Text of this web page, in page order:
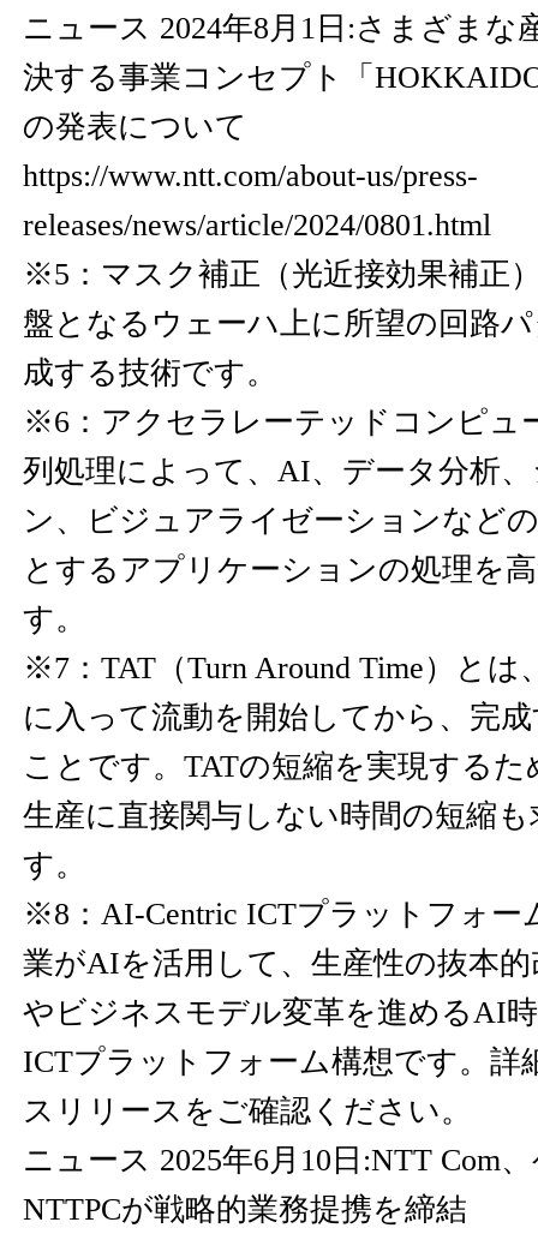
ニュース 2024年8月1日:さまざまな
決する事業コンセプト「
の発表について
https://www.ntt.com/about-us/press-
releases/news/article/2024/0801.html
※5：マスク補正（光近接効果補正
盤となるウェーハ上に所望の回路
成する技術です。
※6：アクセラレーテッドコンピュ
列処理によって、AI、データ分析
ン、ビジュアライゼーションなど
とするアプリケーションの処理を
す。
※7：TAT（Turn Around Time）と
に入って流動を開始してから、完
ことです。TATの短縮を実現する
生産に直接関与しない時間の短縮
す。
※8：AI-Centric ICTプラットフォー
業がAIを活用して、生産性の抜本
やビジネスモデル変革を進めるAI
ICTプラットフォーム構想です。詳
スリリースをご確認ください。
ニュース 2025年6月10日:NTT Com
NTTPCが戦略的業務提携を締結